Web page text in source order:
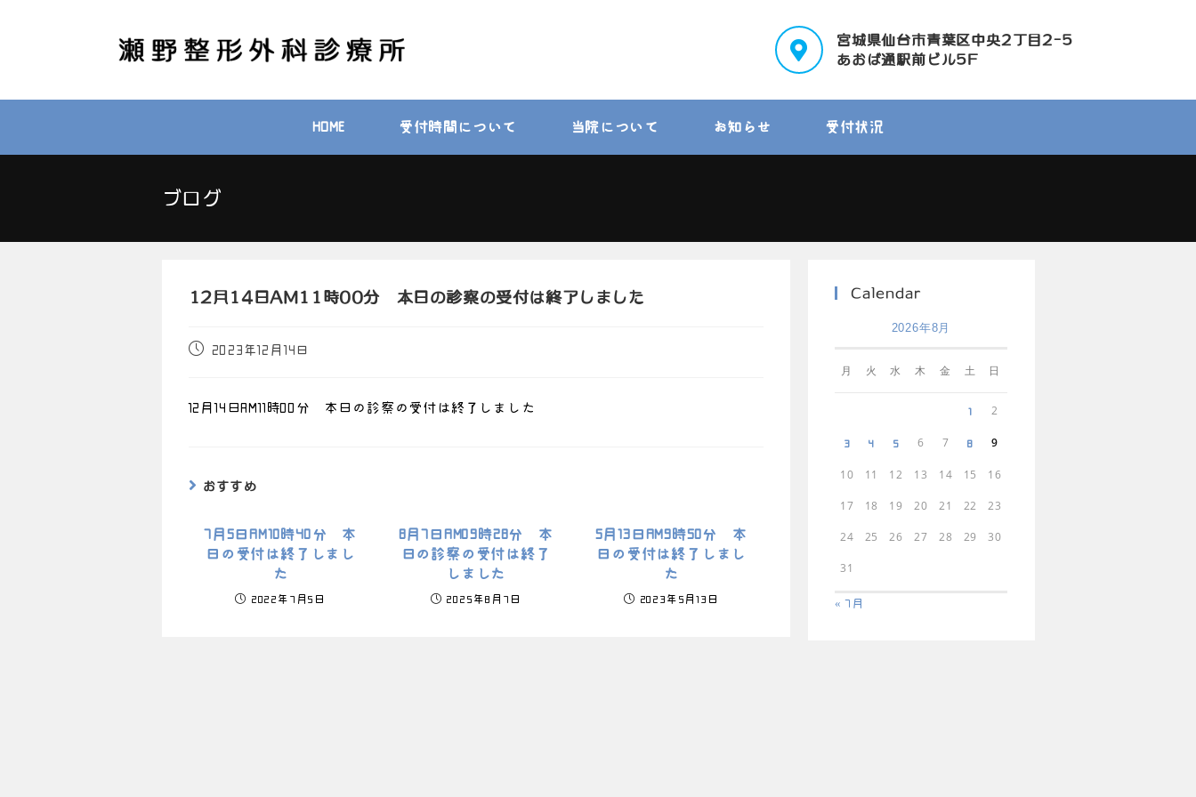
宮城県仙台市青葉区中央2丁目2-5
あおば通駅前ビル5F
HOME 受付時間について 当院について お知らせ 受付状況
ブログ
12月14日AM11時00分 本日の診察の受付は終了しました
2023年12月14日
12月14日AM11時00分 本日の診察の受付は終了しました
おすすめ
7月5日AM10時40分 本
日の受付は終了しまし
た
2022年7月5日
8月7日AM09時28分 本
日の診察の受付は終了
しました
2025年8月7日
5月13日AM9時50分 本
日の受付は終了しまし
た
2023年5月13日
Calendar
2026年8月
月 火 水 木 金 土 日
1 2
3 4 5 6 7 8 9
10 11 12 13 14 15 16
17 18 19 20 21 22 23
24 25 26 27 28 29 30
31
« 7月